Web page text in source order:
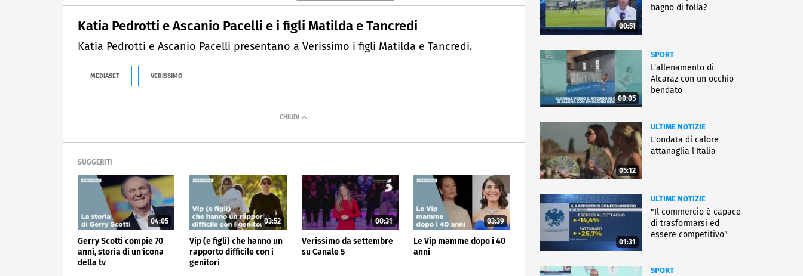
Katia Pedrotti e Ascanio Pacelli e i figli Matilda e Tancredi
Katia Pedrotti e Ascanio Pacelli presentano a Verissimo i figli Matilda e Tancredi.
MEDIASET VERISSIMO
SUGGERITI
04:05
Gerry Scotti compie 70
anni, storia di un'icona
della tv
03:52
Vip (e figli) che hanno un
rapporto difficile con i
genitori
00:31
Verissimo da settembre
su Canale 5
03:39
Le Vip mamme dopo i 40
anni
00:51
bagno di folla?
00:05
SPORT
L'allenamento di
Alcaraz con un occhio
bendato
05:12
ULTIME NOTIZIE
L'ondata di calore
attanaglia l'Italia
01:31
ULTIME NOTIZIE
"Il commercio è capace
di trasformarsi ed
essere competitivo"
SPORT